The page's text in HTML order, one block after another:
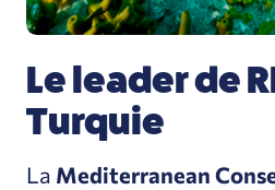
Le leader de
Turquie
La Mediterranean